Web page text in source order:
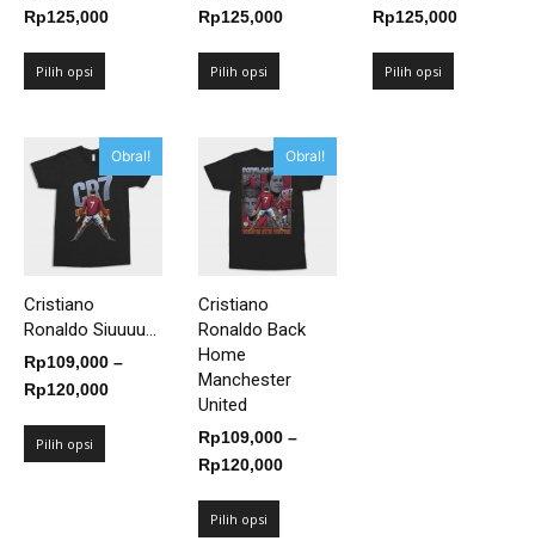
Rp125,000Rentang
Pilih opsi
Rp125,000Rentang
Pilih opsi
Rp125,000Rentang
Pilih opsi
Obral!
Cristiano
Ronaldo Siuuuu...
Rp109,000 –
Rp120,000Rentang
Pilih opsi
Obral!
Cristiano
Ronaldo Back
Home
Manchester
United
Rp109,000 –
Rp120,000Rentang
Pilih opsi